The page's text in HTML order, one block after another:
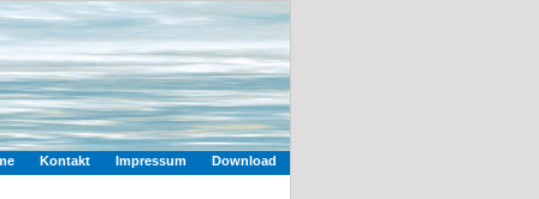
Download
Impressum
Kontakt